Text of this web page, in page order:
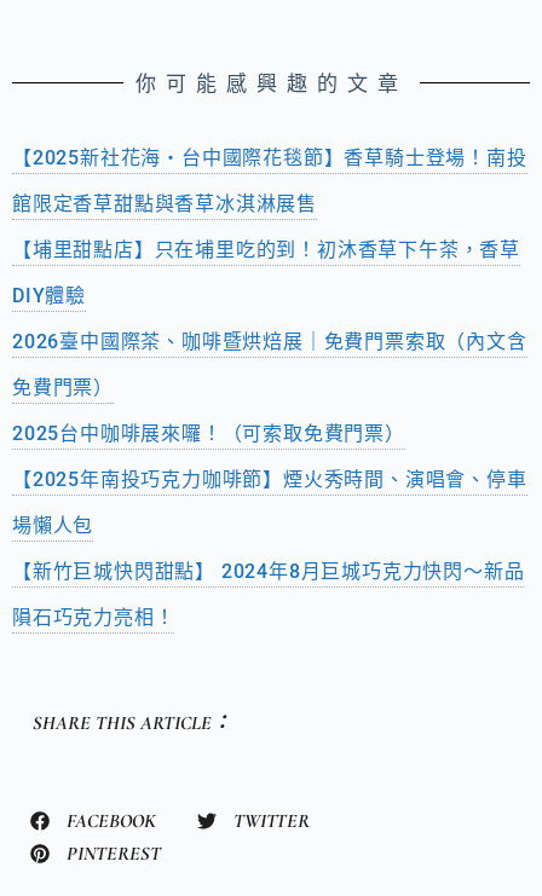
你可能感興趣的文章
【2025新社花海・台中國際花毯節】香草騎士登場！南投
館限定香草甜點與香草冰淇淋展售
【埔里甜點店】只在埔里吃的到！初沐香草下午茶，香草
DIY體驗
2026臺中國際茶、咖啡暨烘焙展｜免費門票索取（內文含
免費門票）
2025台中咖啡展來囉！（可索取免費門票）
【2025年南投巧克力咖啡節】煙火秀時間、演唱會、停車
場懶人包
【新竹巨城快閃甜點】 2024年8月巨城巧克力快閃～新品
隕石巧克力亮相！
SHARE THIS ARTICLE：
FACEBOOK
TWITTER
PINTEREST